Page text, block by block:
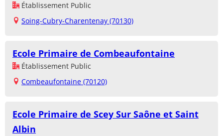
Établissement Public
Soing-Cubry-Charentenay (70130)
Ecole Primaire de Combeaufontaine
Établissement Public
Combeaufontaine (70120)
Ecole Primaire de Scey Sur Saône et Saint
Albin